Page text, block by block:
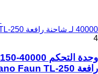
40000 لـ شاحنة رافعة Tadano Faun TL-250
4
رافعة Tadano Faun TL-250